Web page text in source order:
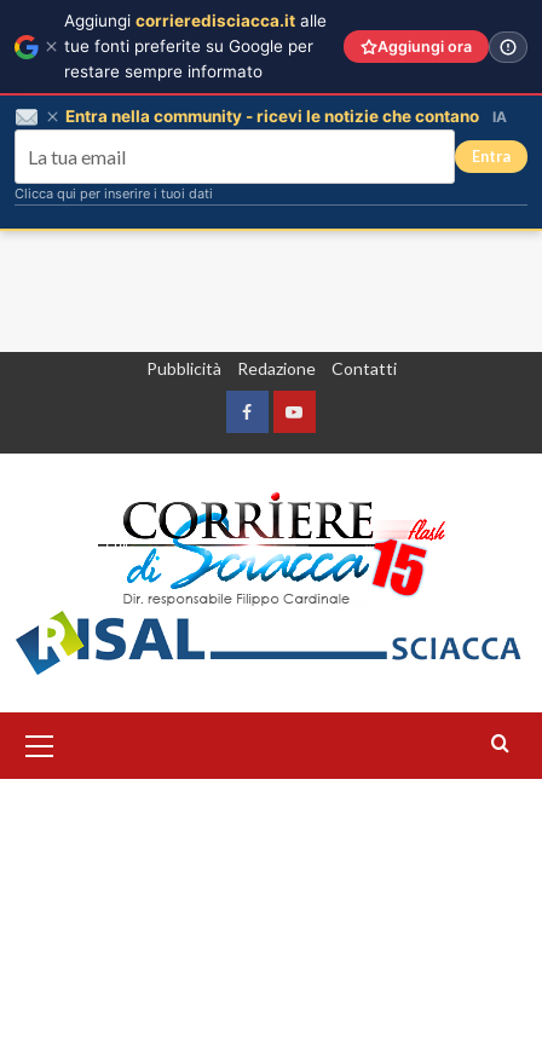
Pubblicità Redazione Contatti
FacebookYountube
principale
Aggiungi corrieredisciacca.it alle
tue fonti preferite su Google per
restare sempre informato
Aggiungi ora
Entra nella community - ricevi le notizie che contano IA
Entra
Clicca qui per inserire i tuoi dati